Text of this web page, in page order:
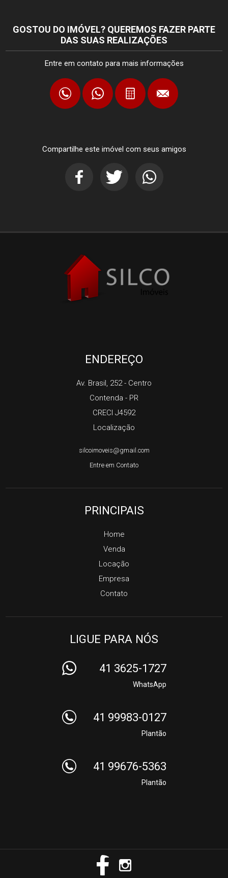
GOSTOU DO IMÓVEL? QUEREMOS FAZER PARTE
DAS SUAS REALIZAÇÕES
Entre em contato para mais informações
Compartilhe este imóvel com seus amigos
ENDEREÇO
Av. Brasil, 252- Centro
Contenda - PR
CRECI J4592
Localização
silcoimoveis@gmail.com
Entre em Contato
PRINCIPAIS
Home
Venda
Locação
Empresa
Contato
LIGUE PARA NÓS
41 3625-1727
WhatsApp
41 99983-0127
Plantão
41 99676-5363
Plantão